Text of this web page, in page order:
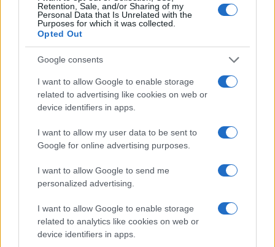
Retention, Sale, and/or Sharing of my
Personal Data that Is Unrelated with the
Purposes for which it was collected.
Opted Out
Google consents
I want to allow Google to enable storage
related to advertising like cookies on web or
device identifiers in apps.
I want to allow my user data to be sent to
Google for online advertising purposes.
I want to allow Google to send me
personalized advertising.
I want to allow Google to enable storage
related to analytics like cookies on web or
device identifiers in apps.
tržište
Podaci MMF-a potvrđuju da je Njemačka i dalje
najvažniji ekonomski partner Bosne i Hercegovine.
Domaća industrija, posebno metalski, automobilski
i proizvodni sektor, u velikoj mjeri zavise od
njemačkih kompanija i tržišta.
To znači da usporavanje njemačke ekonomije može
direktno pogoditi izvoz i zaposlenost u BiH, dok
rast njemačke privrede često donosi pozitivan
efekat i domaćim kompanijama.
mape pojednostavljuju ekonomsku stvarnost, jer
konačni rezultati zavise od toga analiziraju li se
roba, usluge ili višegodišnji trgovinski trendovi.